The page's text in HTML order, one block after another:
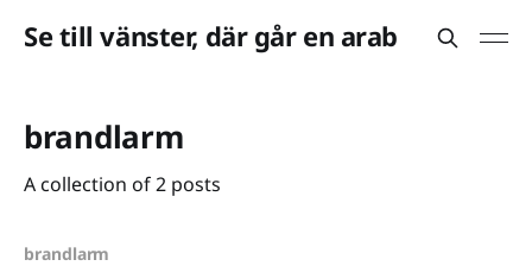
Se till vänster, där går en arab
brandlarm
A collection of 2 posts
brandlarm